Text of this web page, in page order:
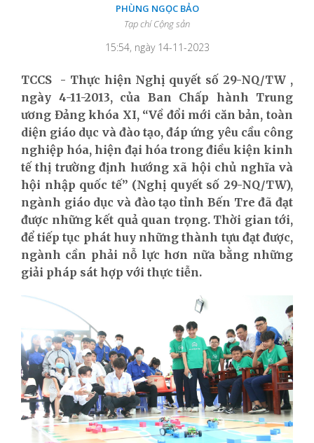
PHÙNG NGỌC BẢO
Tạp chí Cộng sản
15:54, ngày 14-11-2023
TCCS - Thực hiện Nghị quyết số 29-NQ/TW ,
ngày 4-11-2013, của Ban Chấp hành Trung
ương Đảng khóa XI, “Về đổi mới căn bản, toàn
diện giáo dục và đào tạo, đáp ứng yêu cầu công
nghiệp hóa, hiện đại hóa trong điều kiện kinh
tế thị trường định hướng xã hội chủ nghĩa và
hội nhập quốc tế” (Nghị quyết số 29-NQ/TW),
ngành giáo dục và đào tạo tỉnh Bến Tre đã đạt
được những kết quả quan trọng. Thời gian tới,
để tiếp tục phát huy những thành tựu đạt được,
ngành cần phải nỗ lực hơn nữa bằng những
giải pháp sát hợp với thực tiễn.